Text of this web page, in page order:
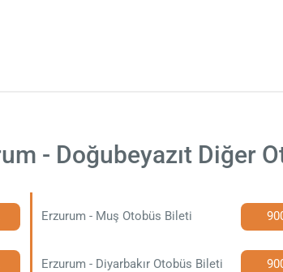
- Doğubeyazıt Diğer
Erzurum - Muş Otobüs Bileti
Erzurum - Diyarbakır Otobüs Bileti